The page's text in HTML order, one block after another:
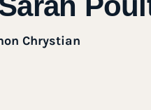
Chrystian